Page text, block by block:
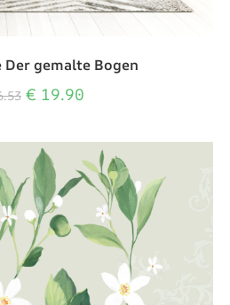
gemalte Bogen
€ 19.90